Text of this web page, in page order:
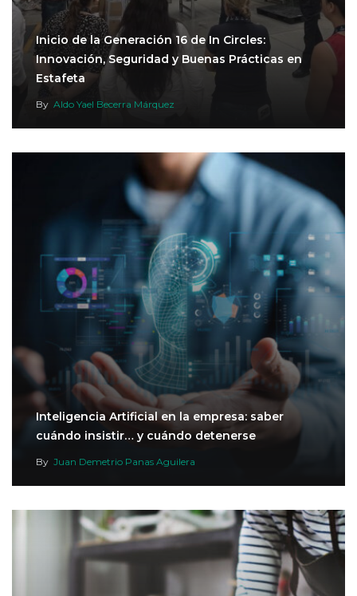
Inicio de la Generación 16 de In Circles:
Innovación, Seguridad y Buenas Prácticas en
Estafeta
By Aldo Yael Becerra Márquez
Inteligencia Artificial en la empresa: saber
cuándo insistir… y cuándo detenerse
By Juan Demetrio Panas Aguilera